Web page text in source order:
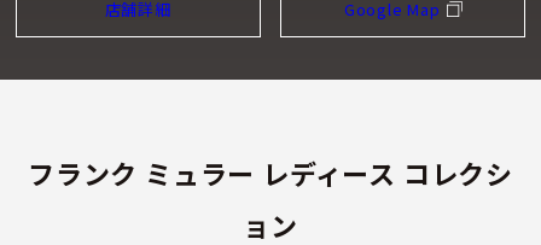
店舗詳細 Google Map
フランク ミュラー レディース コレクシ
ョン